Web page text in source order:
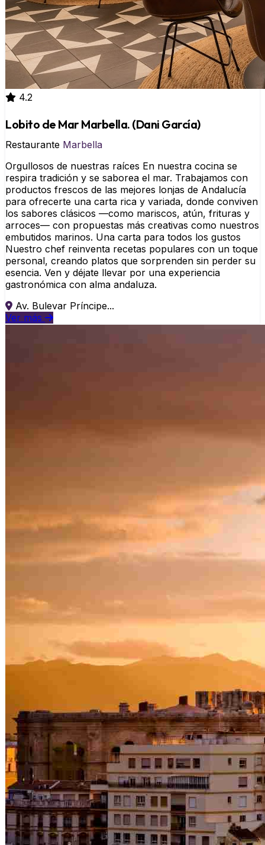
4.2
Lobito de Mar Marbella. (Dani García)
Restaurante Marbella
Orgullosos de nuestras raíces En nuestra cocina se
respira tradición y se saborea el mar. Trabajamos con
productos frescos de las mejores lonjas de Andalucía
para ofrecerte una carta rica y variada, donde conviven
los sabores clásicos —como mariscos, atún, frituras y
arroces— con propuestas más creativas como nuestros
embutidos marinos. Una carta para todos los gustos
Nuestro chef reinventa recetas populares con un toque
personal, creando platos que sorprenden sin perder su
esencia. Ven y déjate llevar por una experiencia
gastronómica con alma andaluza.
Av. Bulevar Príncipe...
Ver más